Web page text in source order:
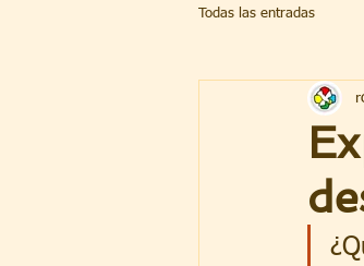
Todas las entradas